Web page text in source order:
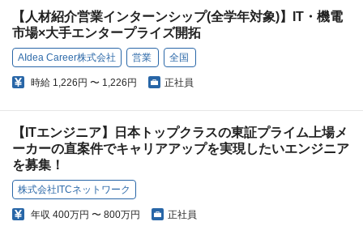
【人材紹介営業インターンシップ(全学年対象)】IT・機電
市場×大手エンタープライズ開拓
AIdea Career株式会社 営業 全国
時給 1,226円 〜 1,226円 正社員
【ITエンジニア】日本トップクラスの東証プライム上場メ
ーカーの直案件でキャリアアップを実現したいエンジニア
を募集！
株式会社ITCネットワーク
年収 400万円 〜 800万円 正社員